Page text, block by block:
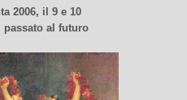
2006, il 9 e 10
passato al futuro